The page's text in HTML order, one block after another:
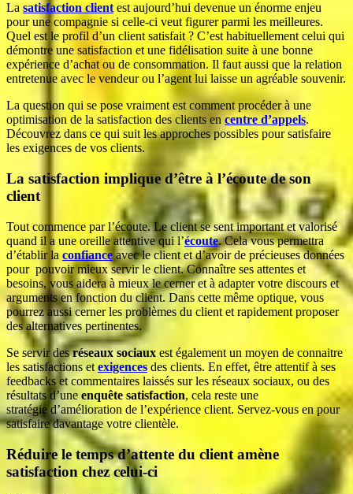
La satisfaction client est aujourd’hui devenue un énorme enjeu
pour une compagnie si celle-ci veut figurer parmi les meilleures.
Quel est le profil d’un client satisfait ? C’est habituellement celui qui
démontre une satisfaction et une fidélisation suite à une bonne
expérience d’achat ou de consommation. Il faut aussi que la relation
entretenue avec le vendeur ou l’agent lui laisse un agréable souvenir.
La question qui se pose vraiment est comment procéder à une
optimisation de la satisfaction des clients en centre d’appels.
Découvrez dans ce qui suit les approches possibles pour satisfaire
les exigences de vos clients.
La satisfaction implique d’être à l’écoute de son
client
Tout commence par l’écoute. Le client se sent important et valorisé
quand il a une oreille attentive qui l’écoute. Cela vous permettra
d’établir la confiance avec le client et d’avoir de précieuses données
pour pouvoir mieux servir le client. Connaître ses attentes et
besoins, vous aidera à mieux le cerner et à adapter votre discours et
arguments en fonction du client. Dans cette même optique, vous
pourrez aussi cerner les problèmes du client et rapidement proposer
des alternatives pertinentes.
Se servir desréseaux sociaux est également un moyen de connaitre
les satisfactions et exigences des clients. En effet, être attentif à ses
feedbacks et commentaires laissés sur les réseaux sociaux, ou des
résultats d’une enquête satisfaction, cela reste une
stratégie d’amélioration de l’expérience client. Servez-vous en pour
satisfaire davantage votre clientèle.
Réduire le temps d’attente du client amène
satisfaction chez celui-ci